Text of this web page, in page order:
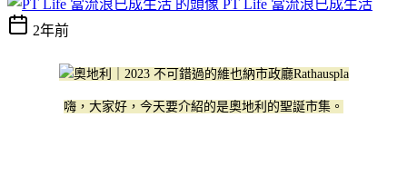
PT Life 當流浪已成生活
2年前
嗨，大家好，今天要介紹的是奧地利的聖誕市集。